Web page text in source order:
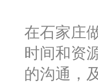
在石家庄
时间和资
的沟通，